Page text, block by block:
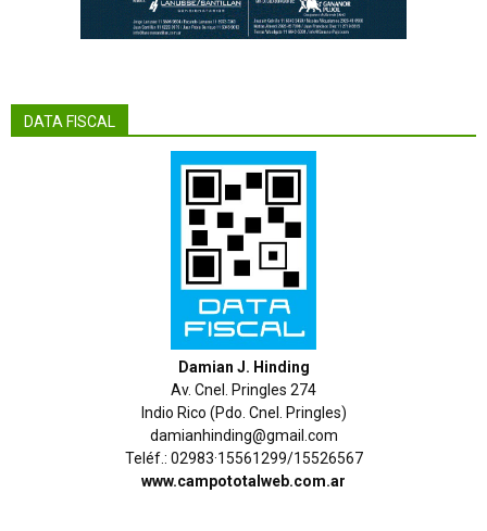
DATA FISCAL
Damian J. Hinding
Av. Cnel. Pringles 274
Indio Rico (Pdo. Cnel. Pringles)
damianhinding@gmail.com
Teléf.: 02983·15561299/15526567
www.campototalweb.com.ar